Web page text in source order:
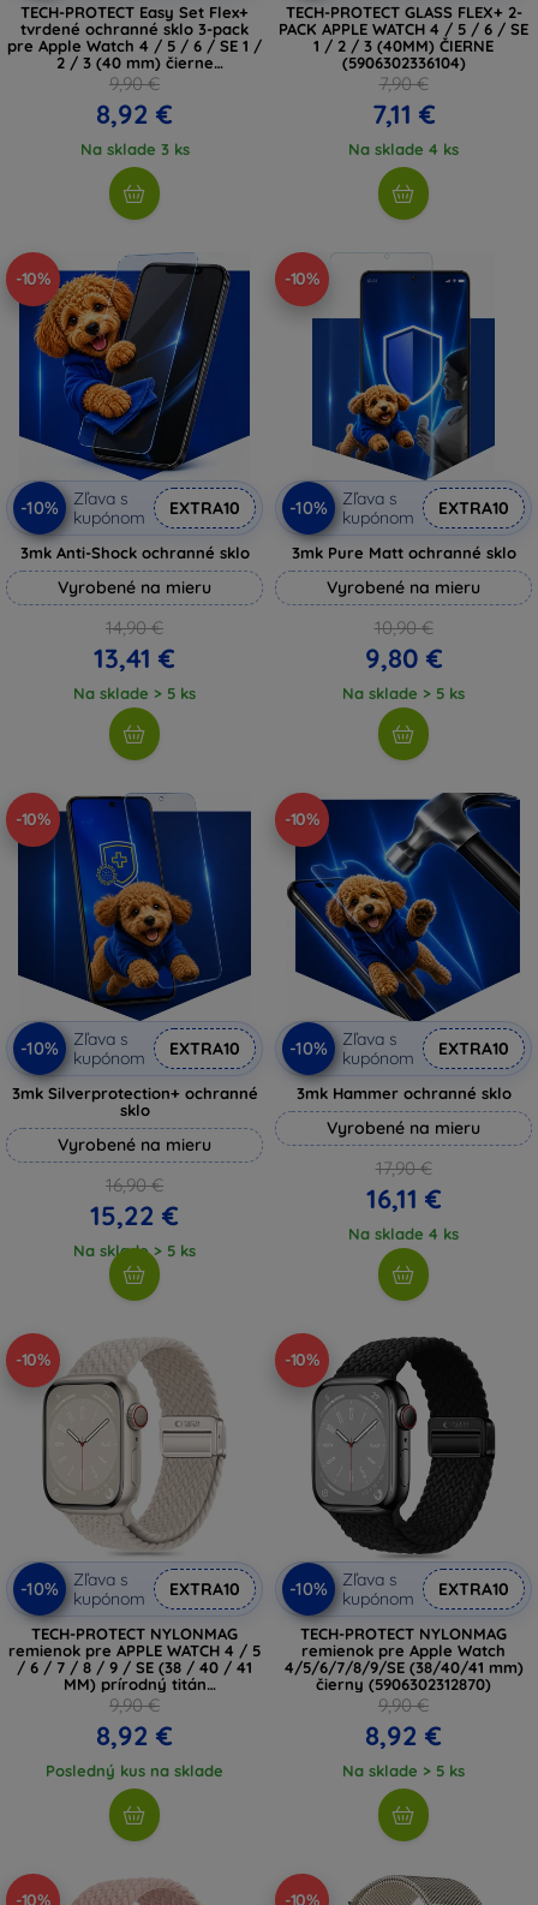
TECH-PROTECT Easy Set Flex+
tvrdené ochranné sklo 3-pack
pre Apple Watch 4 / 5 / 6 / SE 1 /
2 / 3 (40 mm) čierne
(5906302336128)
9,90 €
8,92 €
Na sklade 3 ks
TECH-PROTECT GLASS FLEX+ 2-
PACK APPLE WATCH 4 / 5 / 6 / SE
1 / 2 / 3 (40MM) ČIERNE
(5906302336104)
7,90 €
7,11 €
Na sklade 4 ks
-10%
-10%
Zľava s
kupónom
EXTRA10
3mk Anti-Shock ochranné sklo
Vyrobené na mieru
14,90 €
13,41 €
Na sklade > 5 ks
-10%
-10%
Zľava s
kupónom
EXTRA10
3mk Pure Matt ochranné sklo
Vyrobené na mieru
10,90 €
9,80 €
Na sklade > 5 ks
-10%
-10%
Zľava s
kupónom
EXTRA10
3mk Silverprotection+ ochranné
sklo
Vyrobené na mieru
16,90 €
15,22 €
Na sklade > 5 ks
-10%
-10%
Zľava s
kupónom
EXTRA10
3mk Hammer ochranné sklo
Vyrobené na mieru
17,90 €
16,11 €
Na sklade 4 ks
-10%
-10%
Zľava s
kupónom
EXTRA10
TECH-PROTECT NYLONMAG
remienok pre APPLE WATCH 4 / 5
/ 6 / 7 / 8 / 9 / SE (38 / 40 / 41
MM) prírodný titán
(5906302312849)
9,90 €
8,92 €
Posledný kus na sklade
-10%
-10%
Zľava s
kupónom
EXTRA10
TECH-PROTECT NYLONMAG
remienok pre Apple Watch
4/5/6/7/8/9/SE (38/40/41 mm)
čierny (5906302312870)
9,90 €
8,92 €
Na sklade > 5 ks
-10% -10%